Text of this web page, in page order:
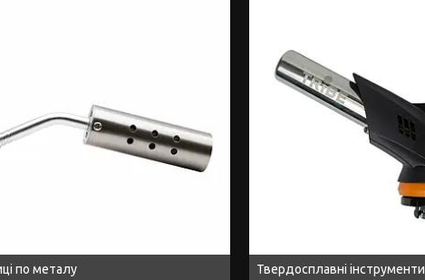
по металу Твердосплавні інструменти